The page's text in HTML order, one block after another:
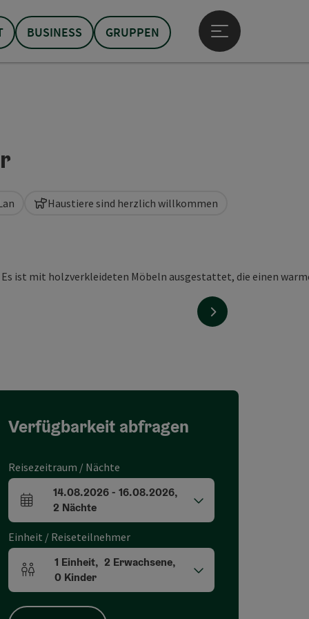
BUSINESS GRUPPEN
Hauptmenü öffnen
nächstes Element
Haustiere sind herzlich willkommen
Verfügbarkeit abfragen
Reisezeitraum / Nächte
An- und Abreisefelder
14.08.2026- 16.08.2026,
2 Nächte
Einheit / Reiseteilnehmer
Einheitenanzahl und Personenfelder
1 Einheit, 2 Erwachsene,
0 Kinder